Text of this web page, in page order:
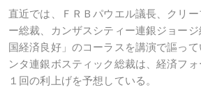
直近では、ＦＲＢパウエル議長、クリ
ー総裁、カンザスシティー連銀ジョー
国経済良好」のコーラスを講演で謳っ
ンタ連銀ボスティック総裁は、経済フ
１回の利上げを予想している。